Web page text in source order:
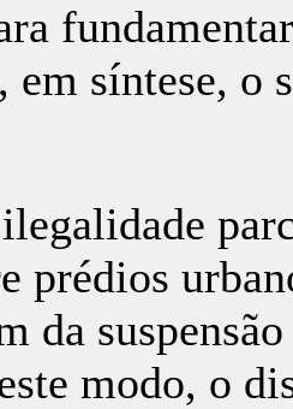
em síntese, o
prédios
da
modo, o